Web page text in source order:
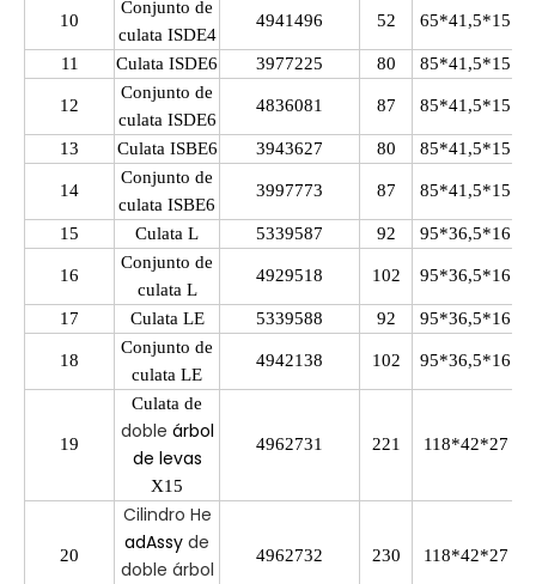
10
Conjunto de
culata ISDE4
4941496 52 65*41,5*15
11 Culata ISDE6 3977225 80 85*41,5*15
12
Conjunto de
culata ISDE6
4836081 87 85*41,5*15
13 Culata ISBE6 3943627 80 85*41,5*15
14
Conjunto de
culata ISBE6
3997773 87 85*41,5*15
15 Culata L 5339587 92 95*36,5*16
16
Conjunto de
culata L
4929518 102 95*36,5*16
17 Culata LE 5339588 92 95*36,5*16
18
Conjunto de
culata LE
4942138 102 95*36,5*16
19
Culata de
doble árbol
de levas
X15
4962731 221 118*42*27
20
Cilindro He
adAssy de
doble árbol
4962732 230 118*42*27